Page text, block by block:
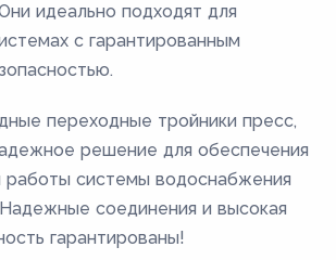
идеально подходят для
с гарантированным
переходные тройники пресс,
решение для обеспечения
работы системы водоснабжения
соединения и высокая
гарантированы!